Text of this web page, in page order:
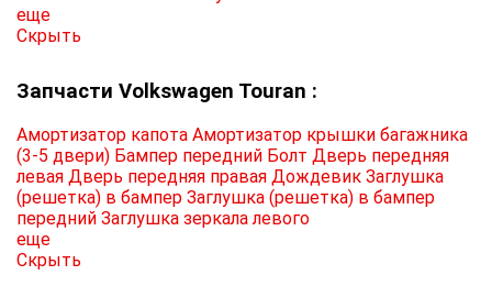
еще
Скрыть
Запчасти Volkswagen Touran :
Амортизатор капота Амортизатор крышки багажника
(3-5 двери) Бампер передний Болт Дверь передняя
левая Дверь передняя правая Дождевик Заглушка
(решетка) в бампер Заглушка (решетка) в бампер
передний Заглушка зеркала левого
еще
Скрыть